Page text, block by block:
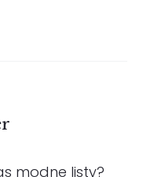
modne listy?